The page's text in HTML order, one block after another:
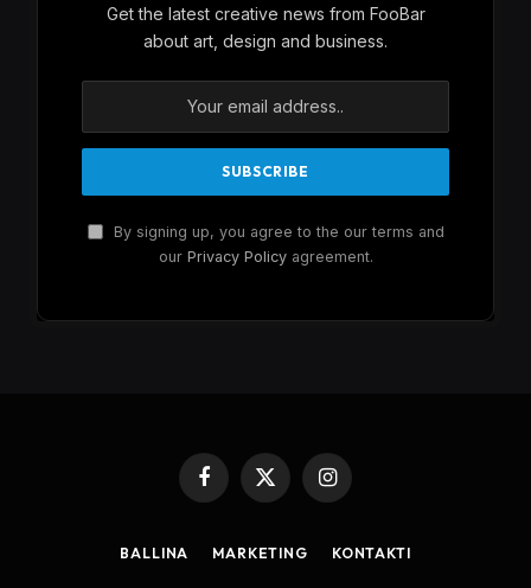
Get the latest creative news from FooBar
about art, design and business.
By signing up, you agree to the our terms and
our Privacy Policyagreement.
Facebook
X
(Twitter)
Instagram
BALLINA MARKETING KONTAKTI